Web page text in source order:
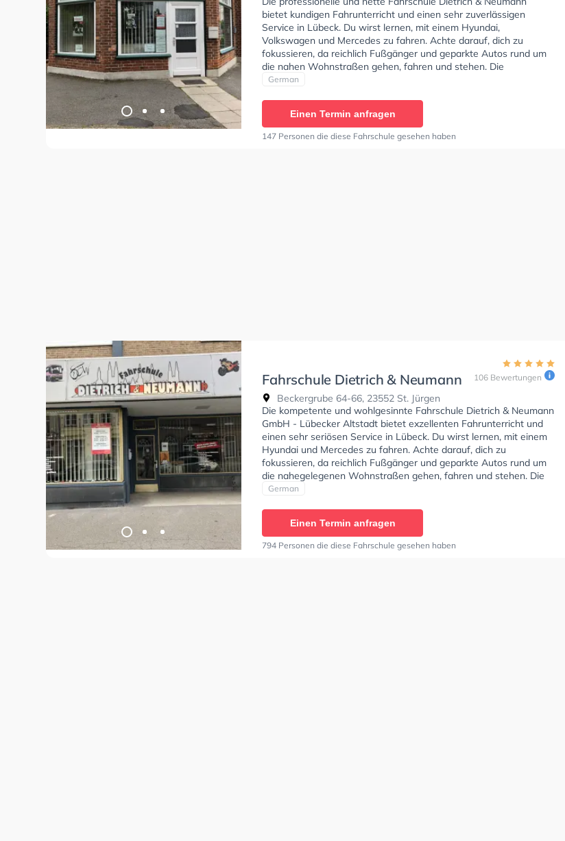
bietet kundigen Fahrunterricht und einen sehr zuverlässigen
Service in Lübeck. Du wirst lernen, mit einem Hyundai,
Volkswagen und Mercedes zu fahren. Achte darauf, dich zu
fokussieren, da reichlich Fußgänger und geparkte Autos rund um
die nahen Wohnstraßen gehen, fahren und stehen. Die
Fahrschule bietet Herausragende Bedingungen um deine Klasse
BF17, Klasse A2, Klasse C1, Klasse C1E, Klasse C, Klasse CE,
Klasse D, Klasse DE, Klasse L, Klasse T und B-Handicap zu
erhalten. In der Fahrschule Dietrich & Neumann Sie können einen
German
Einen Termin anfragen
147 Personen die diese Fahrschule gesehen haben
Fahrschule Dietrich & Neumann
GmbH - Lübecker Altstadt
Beckergrube 64-66, 23552 St. Jürgen
106 Bewertungen
Die kompetente und wohlgesinnte Fahrschule Dietrich & Neumann
GmbH - Lübecker Altstadt bietet exzellenten Fahrunterricht und
einen sehr seriösen Service in Lübeck. Du wirst lernen, mit einem
Hyundai und Mercedes zu fahren. Achte darauf, dich zu
fokussieren, da reichlich Fußgänger und geparkte Autos rund um
die nahegelegenen Wohnstraßen gehen, fahren und stehen. Die
Fahrschule bietet Perfekte Bedingungen um deine Klasse A1,
BF17, Klasse A2, Klasse C1, Klasse C1E, Klasse C, Klasse CE,
Klasse D, Klasse DE, Klasse L, Klasse T und B-Handicap zu
erhalten. Letzte Bewertung: "Unkompliziert, sehr Flexibel,
Pünktlich und ich habe für meinen Führerschein nur 2000€
German
Einen Termin anfragen
794 Personen die diese Fahrschule gesehen haben